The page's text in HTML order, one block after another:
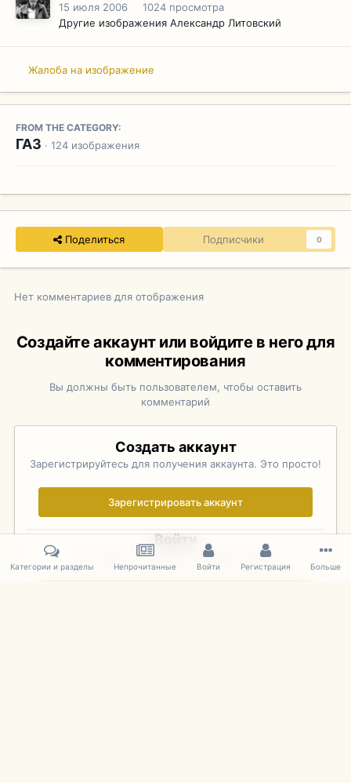
15 июля 2006
1024 просмотра
Другие изображения Александр Литовский
Жалоба на изображение
FROM THE CATEGORY:
ГАЗ · 124 изображения
Поделиться Подписчики 0
Нет комментариев для отображения
Создайте аккаунт или войдите в него для
комментирования
Вы должны быть пользователем, чтобы оставить
комментарий
Создать аккаунт
Зарегистрируйтесь для получения аккаунта. Это просто!
Зарегистрировать аккаунт
Войти
Уже зарегистрированы? Войдите здесь.
Категории и разделы Непрочитанные Войти Регистрация Больше